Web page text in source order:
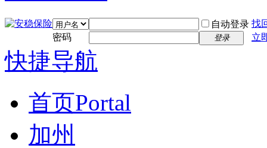
自动登录 找
密码
登录 立
快捷导航
首页Portal
加州